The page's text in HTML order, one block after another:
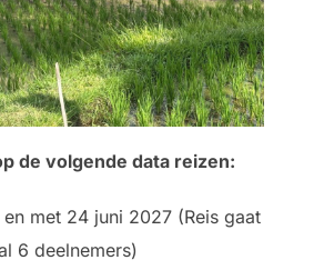
de volgende data reizen:
met 24 juni 2027 (Reis gaat
6 deelnemers)